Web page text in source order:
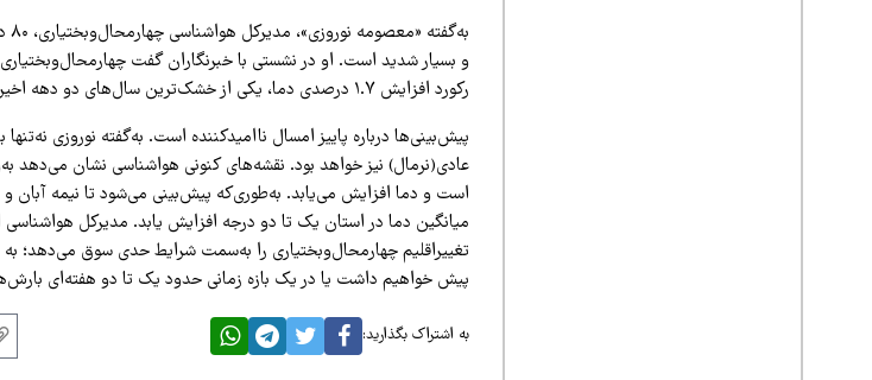
و بسیار شدید است. او در نشستی با خبرنگاران گفت
رکورد افزایش ۱.۷ درصدی دما، یکی از خشک‌ترین سال‌های دو دهه اخیر را پشت سر گذاشت.
پیش‌بینی‌ها درباره پاییز امسال ناامیدکننده است. به‌گفته نوروزی
عادی(نرمال) نیز خواهد بود. نقشه‌های کنونی هواشناسی نشان می‌دهد
است و دما افزایش می‌یابد. به‌طوری‌که پیش‌بینی می‌شود تا نیمه آبان و
میانگین دما در استان یک تا دو درجه افزایش یابد. مدیرکل
تغییراقلیم چهارمحال‌وبختیاری را به‌سمت شرایط حدی سوق می‌دهد؛
پیش خواهیم داشت یا در یک بازه زمانی حدود یک تا دو هفته‌ای
به اشتراک بگذارید: